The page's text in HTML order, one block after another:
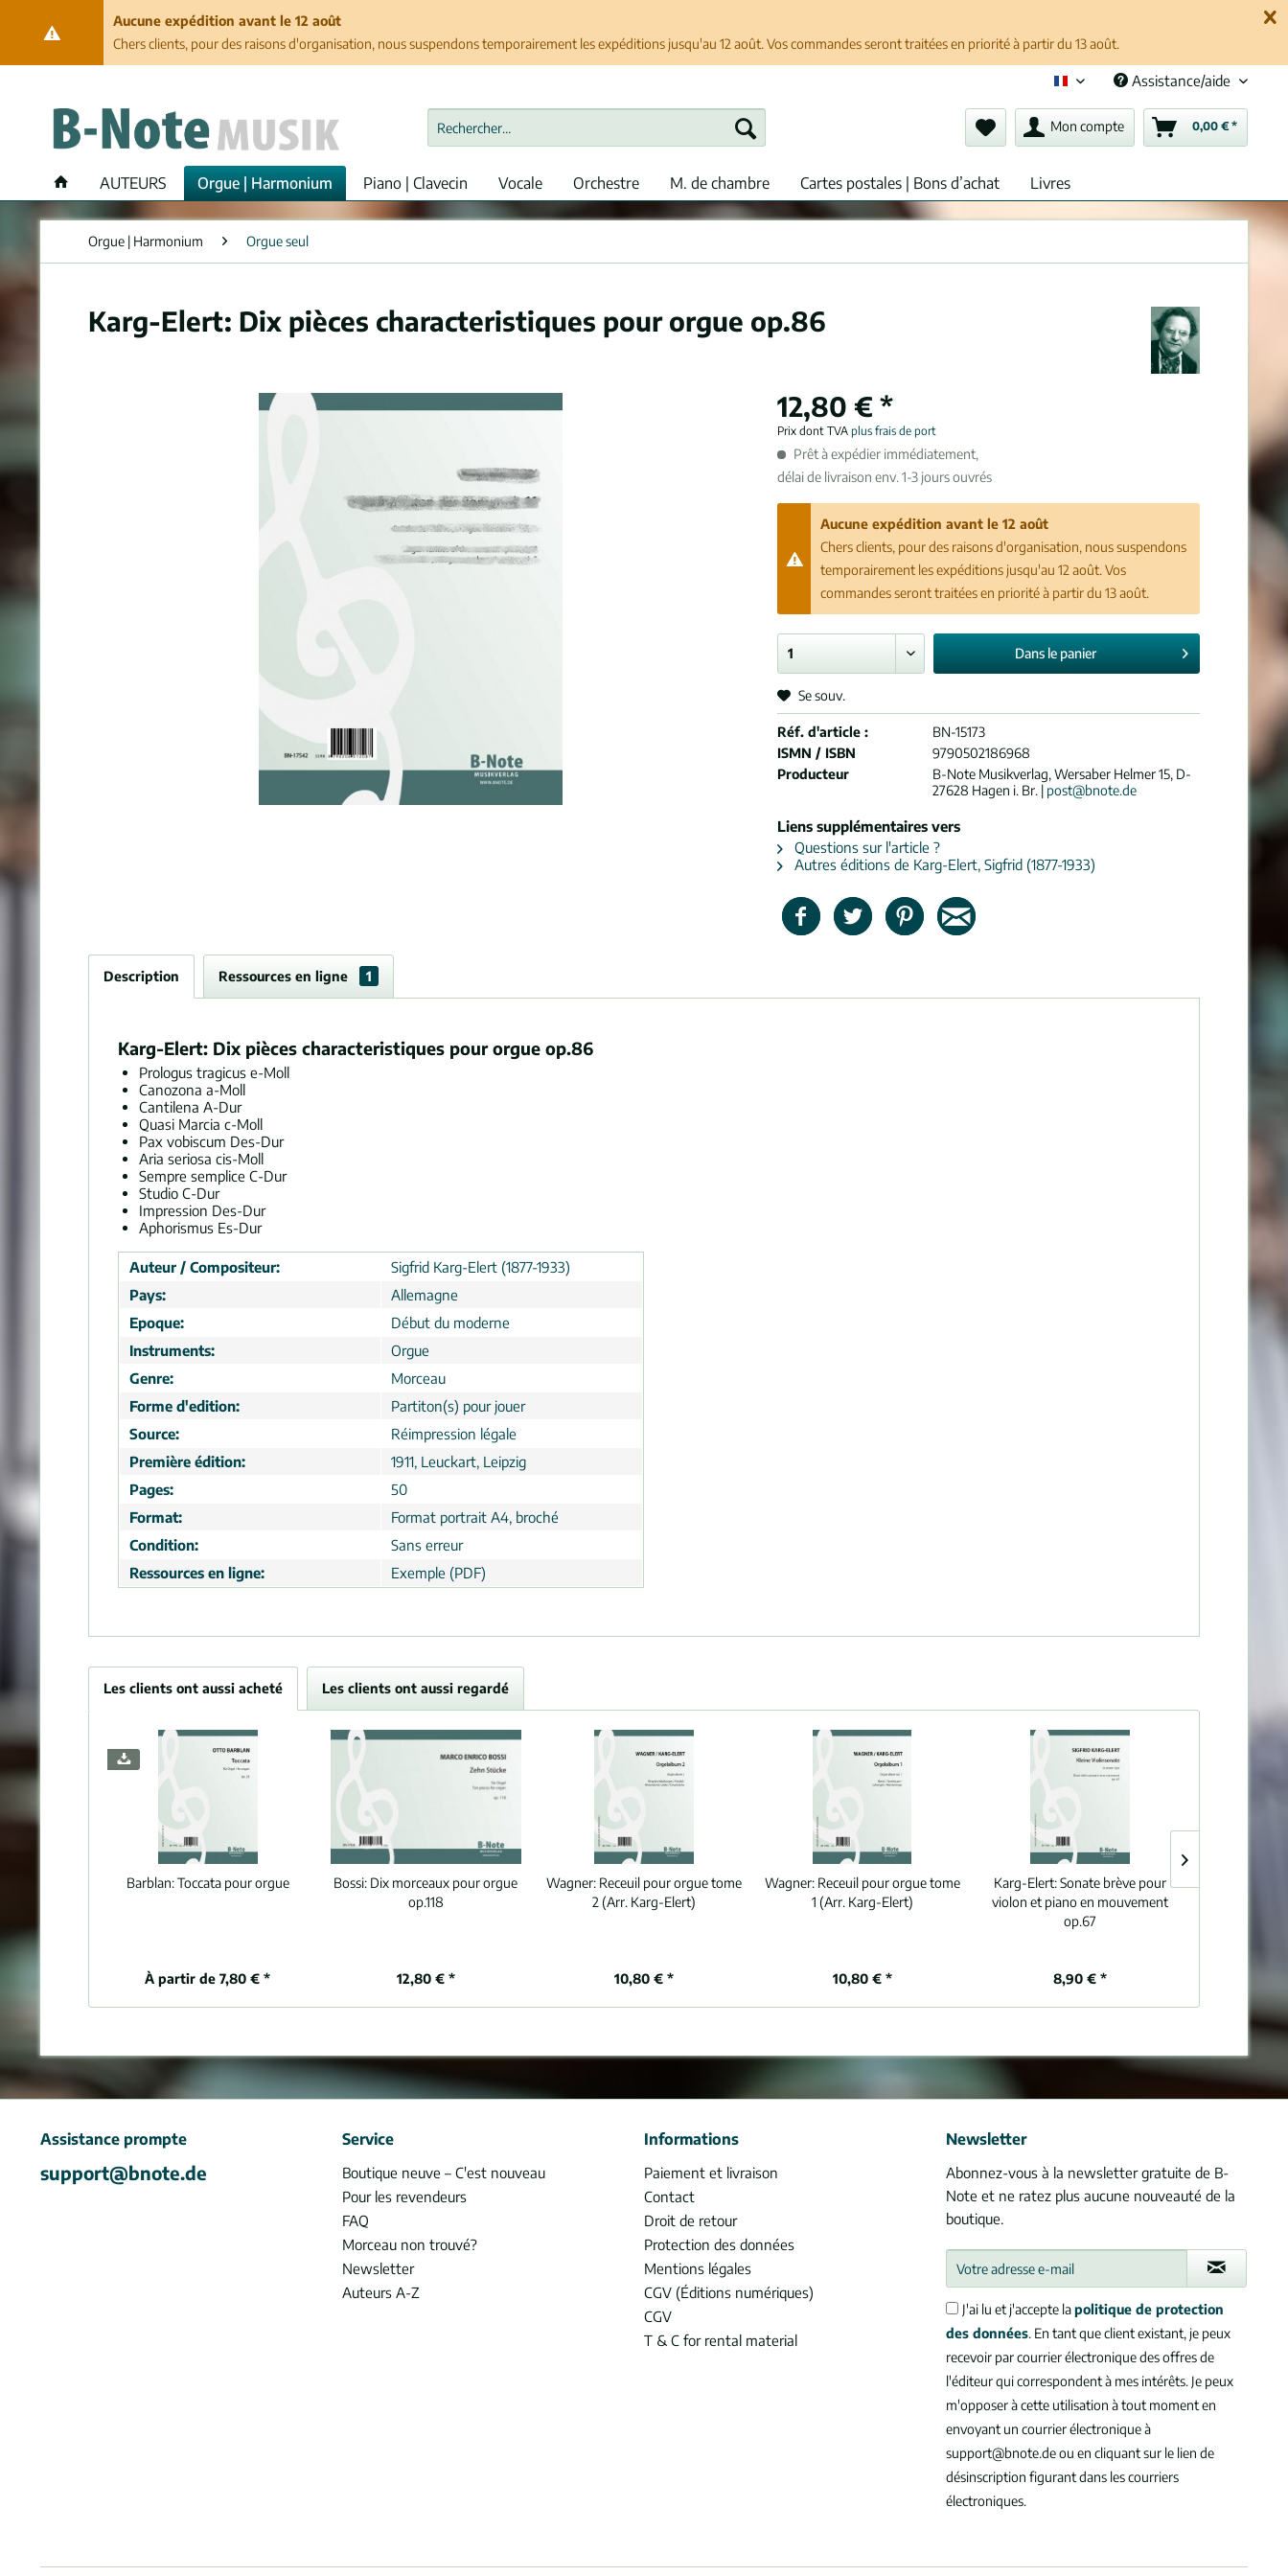
Aucune expédition avant le 12 août
Chers clients, pour des raisons d'organisation, nous suspendons temporairement les expéditions jusqu'au 12 août. Vos commandes seront traitées en priorité à partir du 13 août.
Français (fr)Assistance/aide
Mon compte 0,00 € *
AUTEURS Orgue | Harmonium Piano | Clavecin Vocale Orchestre M. de chambre Cartes postales | Bons d’achat Livres
Orgue | Harmonium Orgue seul
Karg-Elert: Dix pièces characteristiques pour orgue op.86
12,80 € *
Prix dont TVAplus frais de port
Prêt à expédier immédiatement,
délai de livraison env. 1-3 jours ouvrés
Aucune expédition avant le 12 août
Chers clients, pour des raisons d'organisation, nous suspendons
temporairement les expéditions jusqu'au 12 août. Vos
commandes seront traitées en priorité à partir du 13 août.
Dans le panier
Se souv.
Réf. d'article :
BN-15173
ISMN / ISBN
9790502186968
Producteur
B-Note Musikverlag, Wersaber Helmer 15, D-
27628 Hagen i. Br. | post@bnote.de
Liens supplémentaires vers
Questions sur l'article ?
Autres éditions de Karg-Elert, Sigfrid (1877-1933)
Description Ressources en ligne 1
Karg-Elert: Dix pièces characteristiques pour orgue op.86
Prologus tragicus e-Moll
Canozona a-Moll
Cantilena A-Dur
Quasi Marcia c-Moll
Pax vobiscum Des-Dur
Aria seriosa cis-Moll
Sempre semplice C-Dur
Studio C-Dur
Impression Des-Dur
Aphorismus Es-Dur
Auteur / Compositeur:
Sigfrid Karg-Elert (1877-1933)
Pays:
Allemagne
Epoque:
Début du moderne
Instruments:
Orgue
Genre:
Morceau
Forme d'edition:
Partiton(s) pour jouer
Source:
Réimpression légale
Première édition:
1911, Leuckart, Leipzig
Pages:
50
Format:
Format portrait A4, broché
Condition:
Sans erreur
Ressources en ligne:
Exemple (PDF)
Les clients ont aussi acheté Les clients ont aussi regardé
Barblan:Toccata pour orgue
À partir de 7,80 € *
Bossi: Dix morceaux pour orgue
op.118
12,80 € *
Wagner: Receuil pour orgue tome
2 (Arr. Karg-Elert)
10,80 € *
Wagner: Receuil pour orgue tome
1 (Arr. Karg-Elert)
10,80 € *
Karg-Elert:Sonate brève pour
violon et piano en mouvement
op.67
8,90 € *
Assistance prompte
support@bnote.de
Service
Boutique neuve – C'est nouveau
Pour les revendeurs
FAQ
Morceau non trouvé?
Newsletter
Auteurs A-Z
Informations
Paiement et livraison
Contact
Droit de retour
Protection des données
Mentions légales
CGV (Éditions numériques)
CGV
T & C for rental material
Newsletter
Abonnez-vous à la newsletter gratuite de B-
Note et ne ratez plus aucune nouveauté de la
boutique.
J'ai lu et j'accepte lapolitique de protection
des données. En tant que client existant, je peux
recevoir par courrier électronique des offres de
l'éditeur qui correspondent à mes intérêts. Je peux
m'opposer à cette utilisation à tout moment en
envoyant un courrier électronique à
support@bnote.de ou en cliquant sur le lien de
désinscription figurant dans les courriers
électroniques.